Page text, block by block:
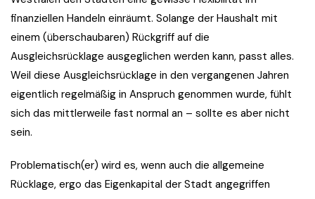
finanziellen Handeln einräumt. Solange der Haushalt mit
einem (überschaubaren) Rückgriff auf die
Ausgleichsrücklage ausgeglichen werden kann, passt alles.
Weil diese Ausgleichsrücklage in den vergangenen Jahren
eigentlich regelmäßig in Anspruch genommen wurde, fühlt
sich das mittlerweile fast normal an – sollte es aber nicht
sein.
Problematisch(er) wird es, wenn auch die allgemeine
Rücklage, ergo das Eigenkapital der Stadt angegriffen